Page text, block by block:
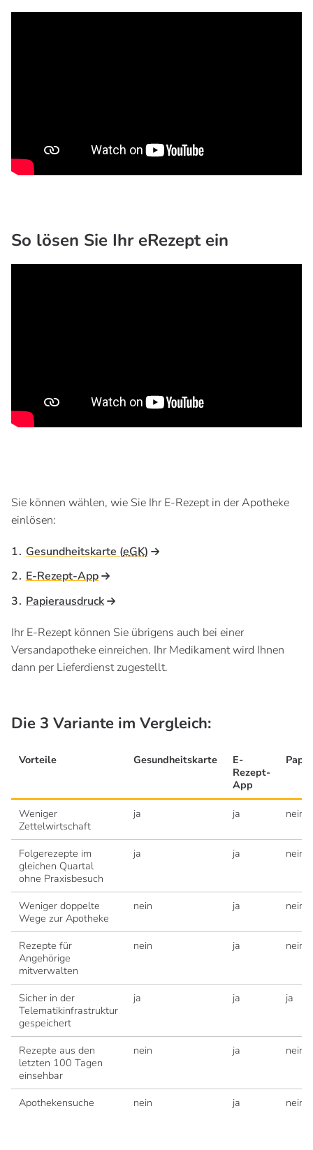
So lösen Sie Ihr eRezept ein
Sie können wählen, wie Sie Ihr E-Rezept in der Apotheke
einlösen:
Gesundheitskarte (eGK)
E-Rezept-App
Papierausdruck
Ihr E-Rezept können Sie übrigens auch bei einer
Versandapotheke einreichen. Ihr Medikament wird Ihnen
dann per Lieferdienst zugestellt.
Die 3 Variante im Vergleich:
Vorteile Gesundheitskarte
E-
Rezept-
App
Weniger
Zettelwirtschaft
ja ja nein
Folgerezepte im
gleichen Quartal
ohne Praxisbesuch
ja ja nein
Weniger doppelte
Wege zur Apotheke
nein ja nein
Rezepte für
Angehörige
mitverwalten
nein ja nein
Sicher in der
Telematikinfrastruktur
gespeichert
ja ja ja
Rezepte aus den
letzten 100 Tagen
einsehbar
nein ja nein
Apothekensuche nein ja nein